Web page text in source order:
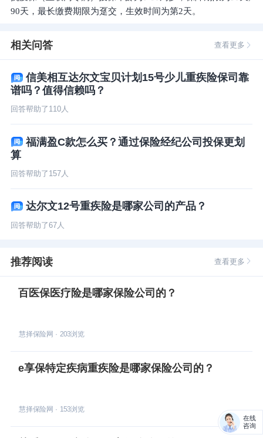
90天，最长缴费期限为趸交，生效时间为第2天。
相关问答 查看更多
信美相互达尔文宝贝计划15号少儿重疾险保司靠
谱吗？值得信赖吗？
回答帮助了 110人
福满盈C款怎么买？通过保险经纪公司投保更划
算
回答帮助了 157人
达尔文12号重疾险是哪家公司的产品？
回答帮助了67人
推荐阅读 查看更多
百医保医疗险是哪家保险公司的？
慧择保险网 · 203浏览
e享保特定疾病重疾险是哪家保险公司的？
慧择保险网 · 153浏览
在线
咨询